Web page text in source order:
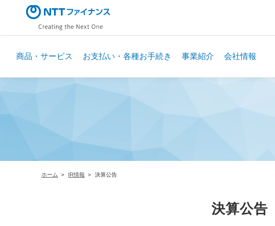
ン
商品・サービス お支払い・各種お手続き 事業紹介 会社情報
ホーム IR情報 決算公告
決算公告